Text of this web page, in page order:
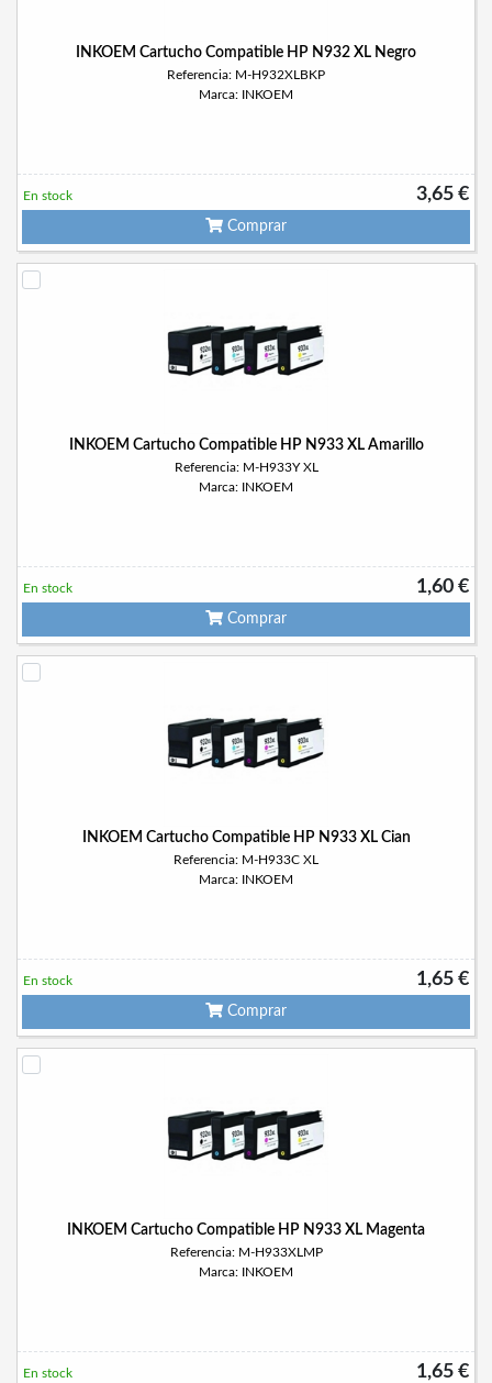
INKOEM Cartucho Compatible HP N932 XL Negro
Referencia: M-H932XLBKP
Marca: INKOEM
3,65 €
En stock
Comprar
INKOEM Cartucho Compatible HP N933 XL Amarillo
Referencia: M-H933Y XL
Marca: INKOEM
1,60 €
En stock
Comprar
INKOEM Cartucho Compatible HP N933 XL Cian
Referencia: M-H933C XL
Marca: INKOEM
1,65 €
En stock
Comprar
INKOEM Cartucho Compatible HP N933 XL Magenta
Referencia: M-H933XLMP
Marca: INKOEM
1,65 €
En stock